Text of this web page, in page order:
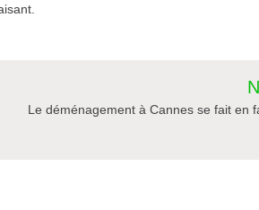
Le déménagement à Cannes se fait en